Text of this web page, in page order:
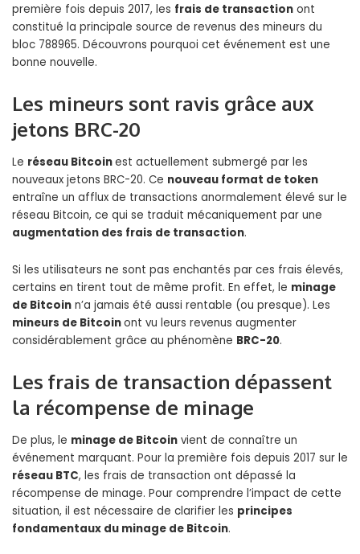
première fois depuis 2017, les frais de transaction ont
constitué la principale source de revenus des mineurs du
bloc 788965. Découvrons pourquoi cet événement est une
bonne nouvelle.
Les mineurs sont ravis grâce aux
jetons BRC-20
Le réseau Bitcoinest actuellement submergé par les
nouveaux jetons BRC-20. Ce nouveau format de token
entraîne un afflux de transactions anormalement élevé sur le
réseau Bitcoin, ce qui se traduit mécaniquement par une
augmentation des frais de transaction.
Si les utilisateurs ne sont pas enchantés par ces frais élevés,
certains en tirent tout de même profit. En effet, le minage
de Bitcoin n’a jamais été aussi rentable (ou presque). Les
mineurs de Bitcoinont vu leurs revenus augmenter
considérablement grâce au phénomène BRC-20.
Les frais de transaction dépassent
la récompense de minage
De plus, le minage de Bitcoin vient de connaître un
événement marquant. Pour la première fois depuis 2017 sur le
réseau BTC, les frais de transaction ont dépassé la
récompense de minage. Pour comprendre l’impact de cette
situation, il est nécessaire de clarifier les principes
fondamentaux du minage de Bitcoin.